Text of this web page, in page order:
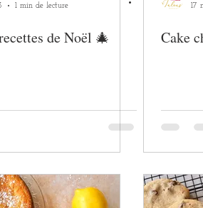
1 min de lecture
de Noël 🎄
17
Cake